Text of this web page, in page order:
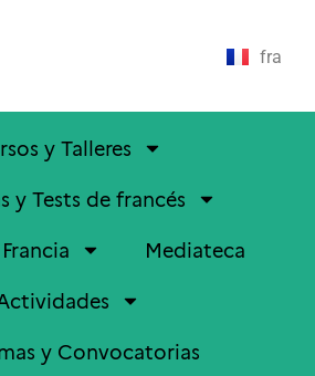
fra
y Talleres
y Tests de francés
Mediateca
y Convocatorias